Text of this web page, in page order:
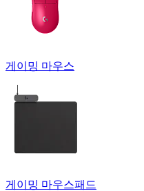
게이밍 마우스
게이밍 마우스패드